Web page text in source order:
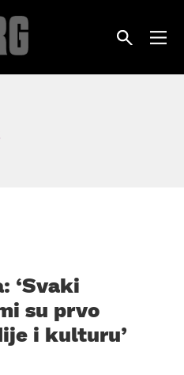
‘Svaki
su prvo
i kulturu’